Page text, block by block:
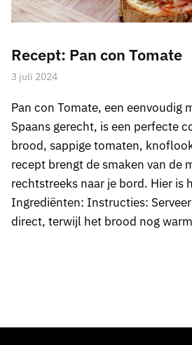
Recept: Pan con Tomate
3 juli 2024
Pan con Tomate, een eenvoudig
Spaans gerecht, is een perfecte
brood, sappige tomaten,
recept brengt de smaken van de
rechtstreeks naar je bord. Hier is
Ingrediënten: Instructies:
direct, terwijl het brood nog